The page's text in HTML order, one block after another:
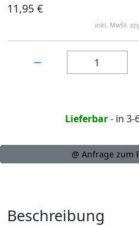
11,95 €
inkl. MwSt.
Lieferbar- in 3-
@ Anfrage zum
Beschreibung